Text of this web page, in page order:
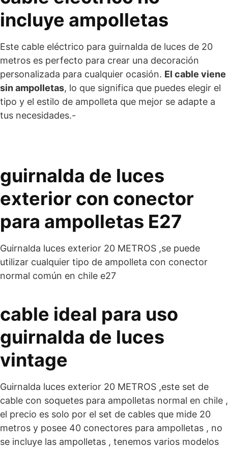
incluye ampolletas
Este cable eléctrico para guirnalda de luces de 20
metros es perfecto para crear una decoración
personalizada para cualquier ocasión. El cable viene
sin ampolletas, lo que significa que puedes elegir el
tipo y el estilo de ampolleta que mejor se adapte a
tus necesidades.-
guirnalda de luces
exterior con conector
para ampolletas E27
Guirnalda luces exterior 20 METROS ,se puede
utilizar cualquier tipo de ampolleta con conector
normal común en chile e27
cable ideal para uso
guirnalda de luces
vintage
Guirnalda luces exterior 20 METROS ,este set de
cable con soquetes para ampolletas normal en chile ,
el precio es solo por el set de cables que mide 20
metros y posee 40 conectores para ampolletas , no
se incluye las ampolletas , tenemos varios modelos